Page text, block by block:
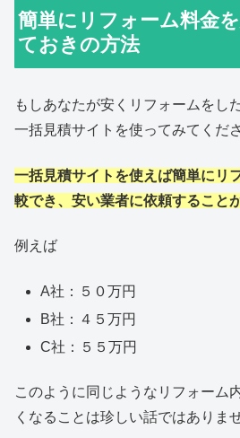
簡単にリフォーム料金
ておきの方法
もしあなたが安くリフォームをし
一括見積サイトを使ってみてくださ
一括見積サイトを使えば簡単にリ
較でき、安い業者に依頼すること
例えば
A社：５０万円
B社：４５万円
C社：５５万円
このように同じようなリフォーム
くなることは珍しい話ではありま